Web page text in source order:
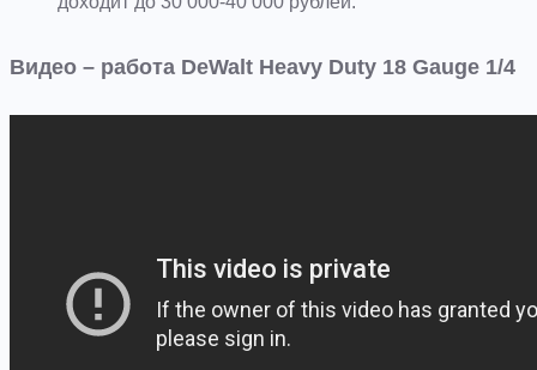
Видео – работа DeWalt Heavy Duty 18 Gauge 1/4